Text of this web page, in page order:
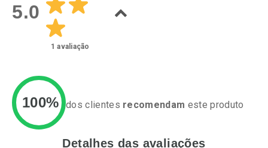
Ativar Desconto Ativar Desconto
5.0
1 avaliação
100% dos clientes recomendam este produto
Detalhes das avaliações